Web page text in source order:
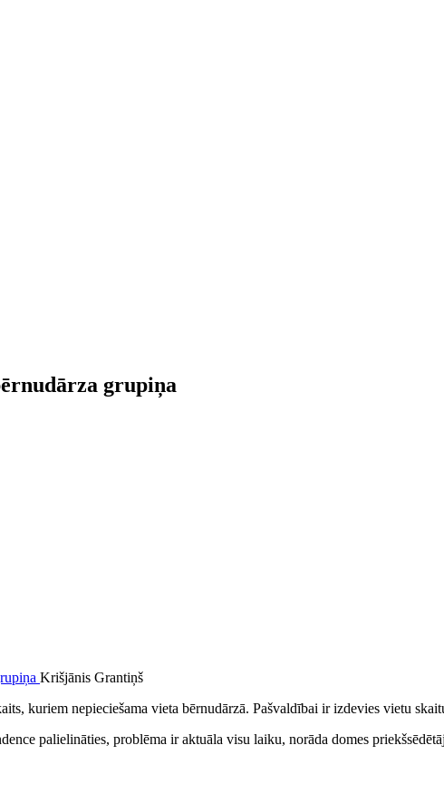
grupiņa
Krišjānis Grantiņš
kuriem nepieciešama vieta bērnudārzā. Pašvaldībai ir izdevies vietu
palielināties, problēma ir aktuāla visu laiku, norāda domes